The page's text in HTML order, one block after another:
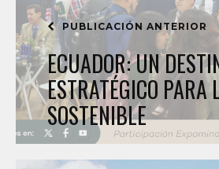
PUBLICACIÓN ANTERIOR
ECUADOR: UN
ESTRATÉGICO
SOSTENIBLE